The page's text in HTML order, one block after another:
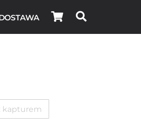
kapturem